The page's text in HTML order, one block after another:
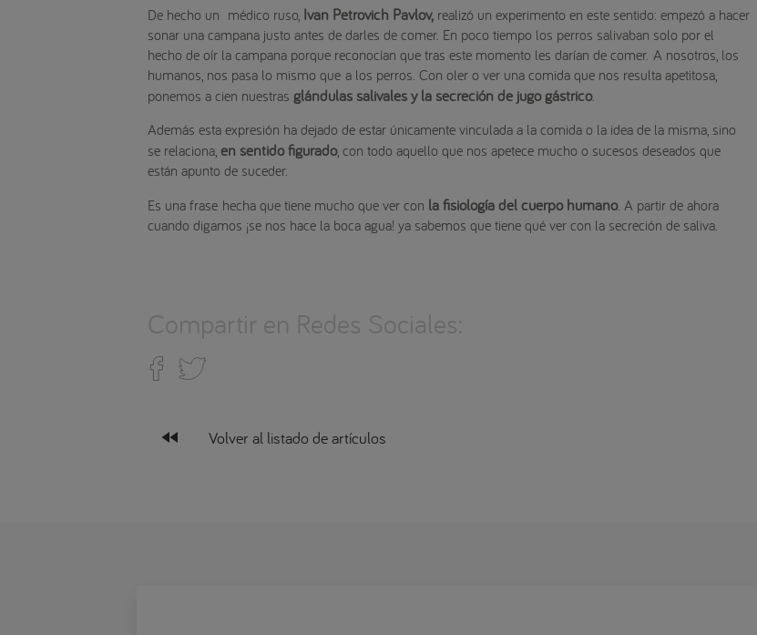
De hecho un médico ruso, Ivan Petrovich Pavlov, realizó un experimento en este sentido: empezó a hacer
sonar una campana justo antes de darles de comer. En poco tiempo los perros salivaban solo por el
hecho de oír la campana porque reconocían que tras este momento les darían de comer. A nosotros, los
humanos, nos pasa lo mismo que a los perros. Con oler o ver una comida que nos resulta apetitosa,
ponemos a cien nuestras glándulas salivales y la secreción de jugo gástrico.
Además esta expresión ha dejado de estar únicamente vinculada a la comida o la idea de la misma, sino
se relaciona,en sentido figurado, con todo aquello que nos apetece mucho o sucesos deseados que
están apunto de suceder.
Es una frase hecha que tiene mucho que ver con la fisiología del cuerpo humano. A partir de ahora
cuando digamos ¡se nos hace la boca agua! ya sabemos que tiene qué ver con la secreción de saliva.
fast_rewind Volver al listado de artículos